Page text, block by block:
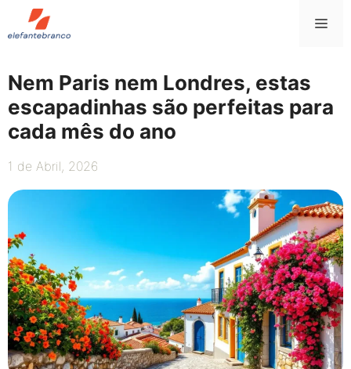
Saltar
para
Nem Paris nem Londres, estas
escapadinhas são perfeitas para
cada mês do ano
1 de Abril, 2026